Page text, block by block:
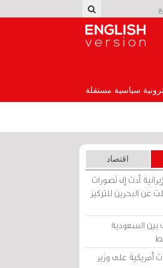
سياسية مستقلة
اقتصاد
أدت إلى تصورات
عن البحرين للتركيز
بين السعودية
على وزير